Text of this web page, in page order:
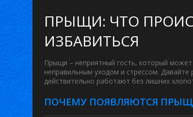
ПРЫЩИ: ЧТО
ИЗБАВИТЬСЯ
Прыщи – неприятный гость, который
неправильным уходом и стрессом.
действительно работают без лишних
ПОЧЕМУ ПОЯВЛЯЮТСЯ